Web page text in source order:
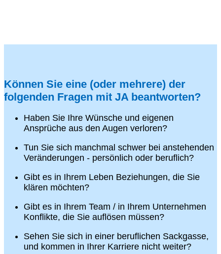
Können Sie eine (oder mehrere) der
folgenden Fragen mit JA beantworten?
Haben Sie Ihre Wünsche und eigenen
Ansprüche aus den Augen verloren?
Tun Sie sich manchmal schwer bei anstehenden
Veränderungen - persönlich oder beruflich?
Gibt es in Ihrem Leben Beziehungen, die Sie
klären möchten?
Gibt es in Ihrem Team / in Ihrem Unternehmen
Konflikte, die Sie auflösen müssen?
Sehen Sie sich in einer beruflichen Sackgasse,
und kommen in Ihrer Karriere nicht weiter?